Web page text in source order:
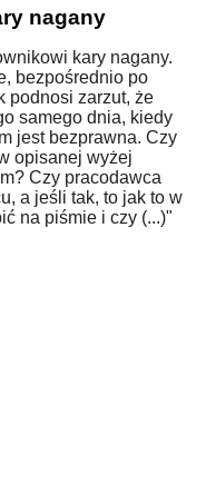
nagany
kary nagany.
bezpośrednio po
podnosi zarzut, że
samego dnia, kiedy
jest bezprawna. Czy
opisanej wyżej
Czy pracodawca
a jeśli tak, to jak to w
na piśmie i czy (...)"